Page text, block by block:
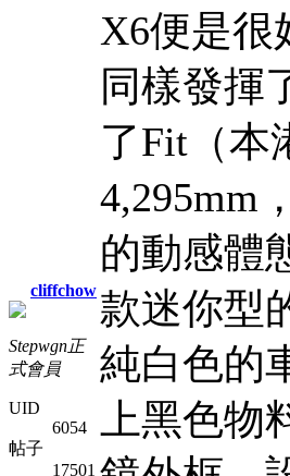
cliffchow
Stepwgn正
式會員
UID
6054
帖子
17501
X6便是很
同樣發揮
了Fit（本
4,295mm
的動感體
款迷你型
純白色的
上黑色